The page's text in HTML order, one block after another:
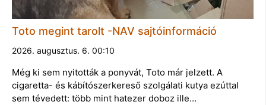
Toto megint tarolt -NAV sajtóinformáció
2026. augusztus. 6. 00:10
Még ki sem nyitották a ponyvát, Toto már jelzett. A
cigaretta- és kábítószerkereső szolgálati kutya ezúttal
sem tévedett: több mint hatezer doboz ille…